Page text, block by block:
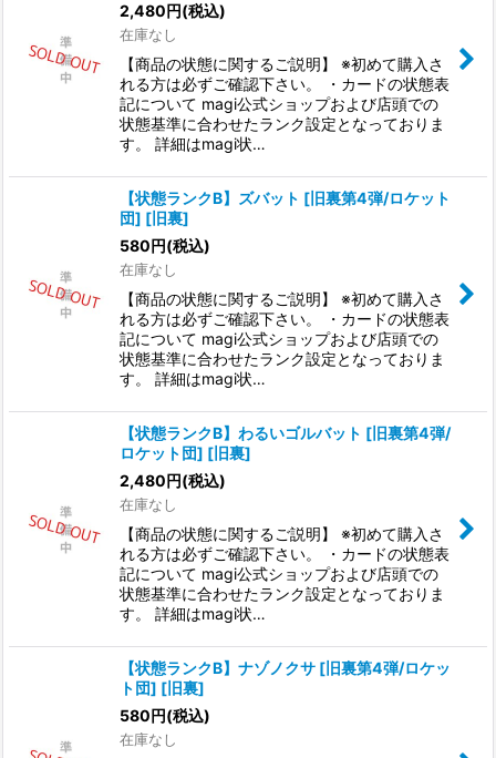
2,480円(税込)
在庫なし
【商品の状態に関するご説明】 ※初めて購入さ
れる方は必ずご確認下さい。 ・カードの状態表
記について magi公式ショップおよび店頭での
状態基準に合わせたランク設定となっておりま
す。 詳細はmagi状…
【状態ランクB】ズバット [旧裏第4弾/ロケット
団] [旧裏]
580円(税込)
在庫なし
【商品の状態に関するご説明】 ※初めて購入さ
れる方は必ずご確認下さい。 ・カードの状態表
記について magi公式ショップおよび店頭での
状態基準に合わせたランク設定となっておりま
す。 詳細はmagi状…
【状態ランクB】わるいゴルバット [旧裏第4弾/
ロケット団] [旧裏]
2,480円(税込)
在庫なし
【商品の状態に関するご説明】 ※初めて購入さ
れる方は必ずご確認下さい。 ・カードの状態表
記について magi公式ショップおよび店頭での
状態基準に合わせたランク設定となっておりま
す。 詳細はmagi状…
【状態ランクB】ナゾノクサ [旧裏第4弾/ロケッ
ト団] [旧裏]
580円(税込)
在庫なし